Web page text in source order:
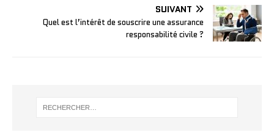
SUIVANT
Quel est l’intérêt de souscrire une assurance
responsabilité civile ?